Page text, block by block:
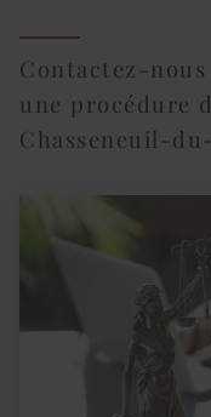
Contactez-
une procédure
Chasseneuil-